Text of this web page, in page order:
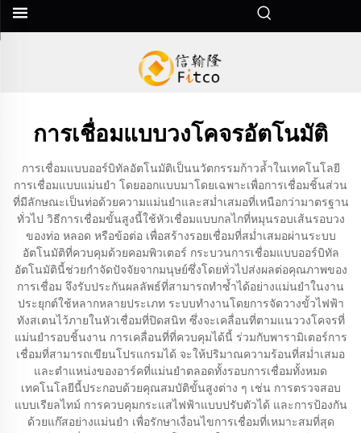
การเชื่อมแบบวงโคจรอัตโนมัติ
การเชื่อมแบบออร์บิทัลอัตโนมัติเป็นนวัตกรรมก้าวล้ำในเทคโนโลยี
การเชื่อมแบบแม่นยำ โดยออกแบบมาโดยเฉพาะเพื่อการเชื่อมชิ้นส่วน
ที่มีลักษณะเป็นท่อด้วยความแม่นยำและสม่ำเสมอที่เหนือกว่ามาตรฐาน
ทั่วไป วิธีการเชื่อมขั้นสูงนี้ใช้หัวเชื่อมแบบกลไกที่หมุนรอบเส้นรอบวง
ของท่อ หลอด หรือข้อต่อ เพื่อสร้างรอยเชื่อมที่สม่ำเสมอผ่านระบบ
อัตโนมัติที่ควบคุมด้วยคอมพิวเตอร์ กระบวนการเชื่อมแบบออร์บิทัล
อัตโนมัตินี้ช่วยกำจัดปัจจัยจากมนุษย์ซึ่งโดยทั่วไปส่งผลต่อคุณภาพของ
การเชื่อม จึงรับประกันผลลัพธ์ที่สามารถทำซ้ำได้อย่างแม่นยำในงาน
ประยุกต์ใช้หลากหลายประเภท ระบบทำงานโดยการจัดวางขั้วไฟฟ้า
ทังสเตนไว้ภายในหัวเชื่อมที่ปิดสนิท ซึ่งจะเคลื่อนที่ตามแนววงโคจรที่
แม่นยำรอบชิ้นงาน การเคลื่อนที่ที่ควบคุมได้นี้ ร่วมกับพารามิเตอร์การ
เชื่อมที่สามารถเขียนโปรแกรมได้ จะให้ปริมาณความร้อนที่สม่ำเสมอ
และตำแหน่งของอาร์คที่แม่นยำตลอดทั้งรอบการเชื่อมทั้งหมด
เทคโนโลยีนี้ประกอบด้วยคุณสมบัติขั้นสูงต่าง ๆ เช่น การตรวจสอบ
แบบเรียลไทม์ การควบคุมกระแสไฟฟ้าแบบปรับตัวได้ และการป้องกัน
ด้วยแก๊สอย่างแม่นยำ เพื่อรักษาเงื่อนไขการเชื่อมที่เหมาะสมที่สุด